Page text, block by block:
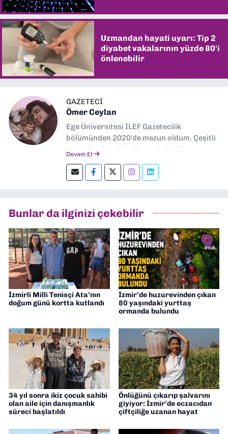
Uzmandan hayati uyarı: Tip 2
diyabet vakalarının yüzde 80'i
önlenebilir
GAZETECİ
Ömer Ceylan
Ege Üniversitesi İLEF Gazetecilik
bölümünden 2020'de mezun oldum. Çeşitli
gazetelerde editörlük, muhabirlik yaptım.
editörlük yapıyorum.
Devam Et
Bunlar da ilginizi çekebilir
İzmirli Milli Tenisçi Ata’nın
doğum günü kortta kutlandı
İzmir’de huzurevinden çıkan
80 yaşındaki yurttaş
ormanda bulundu
34 yıl sonra ikiz çocuk sahibi
olan aile için danışmanlık
süreci başlatıldı
Önlüğünü çıkarıp şalvarını
giyiyor: İzmir’de eczacıdan
çiftçiliğe uzanan hayat